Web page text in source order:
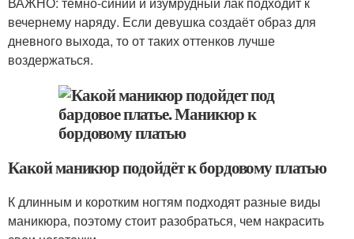
вечернему наряду. Если девушка создаёт образ для
дневного выхода, то от таких оттенков лучше
воздержаться.
Какой маникюр подойдёт к бордовому платью
К длинным и коротким ногтям подходят разные виды
маникюра, поэтому стоит разобраться, чем накрасить